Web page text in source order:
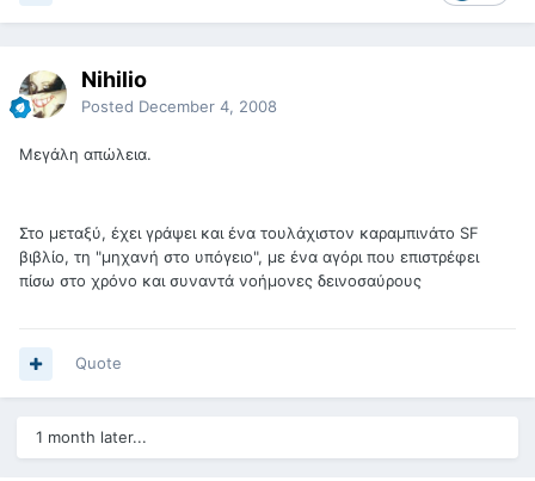
Nihilio
Posted December 4, 2008
Μεγάλη απώλεια.
Στο μεταξύ, έχει γράψει και ένα τουλάχιστον καραμπινάτο SF
βιβλίο, τη "μηχανή στο υπόγειο", με ένα αγόρι που επιστρέφει
πίσω στο χρόνο και συναντά νοήμονες δεινοσαύρους
Quote
1 month later...